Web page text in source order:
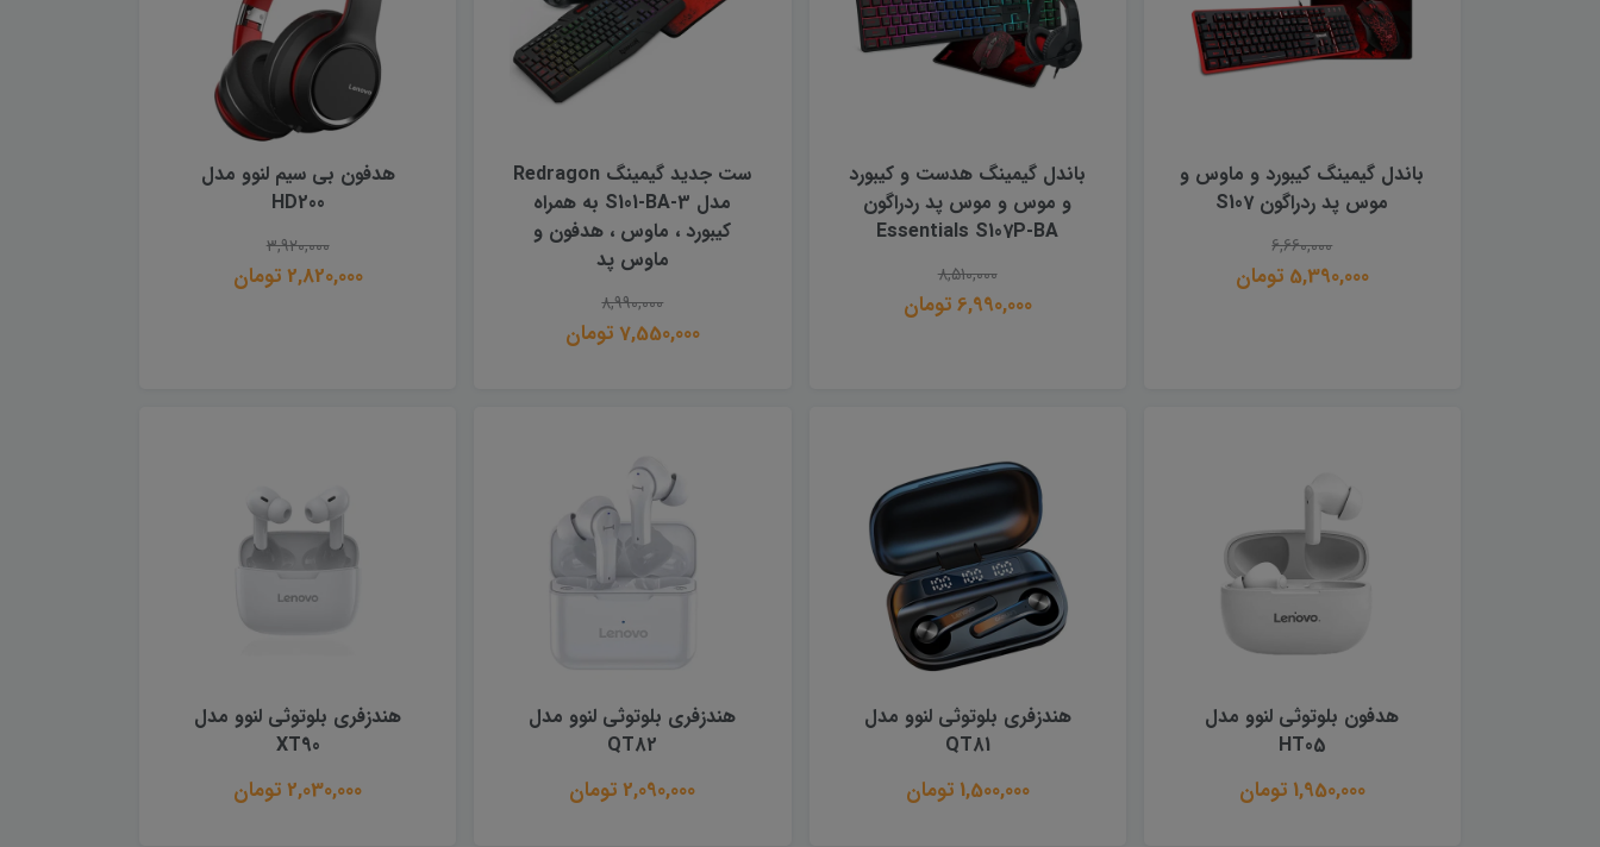
باندل گیمینگ کیبورد و ماوس و
موس پد ردراگون S107
6,660,000
5,390,000 تومان
باندل گیمینگ هدست و کیبورد
و موس و موس پد ردراگون
Essentials S107P-BA
8,510,000
6,990,000 تومان
ست جدید گیمینگ Redragon
مدل S101-BA-3 به همراه
کیبورد ، ماوس ، هدفون و
ماوس پد
8,990,000
7,550,000 تومان
هدفون بی سیم لنوو مدل
HD200
3,920,000
2,820,000 تومان
هدفون بلوتوثی لنوو مدل
HT05
1,950,000 تومان
هندزفری بلوتوثی لنوو مدل
QT81
1,500,000 تومان
هندزفری بلوتوثی لنوو مدل
QT82
2,090,000 تومان
هندزفری بلوتوثی لنوو مدل
XT90
2,030,000 تومان